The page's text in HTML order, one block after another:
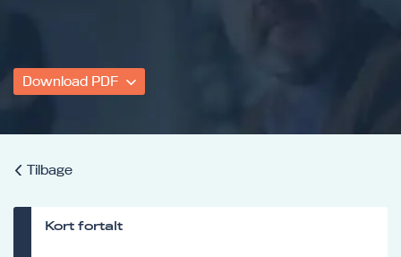
Download PDF
Tilbage
Kort fortalt